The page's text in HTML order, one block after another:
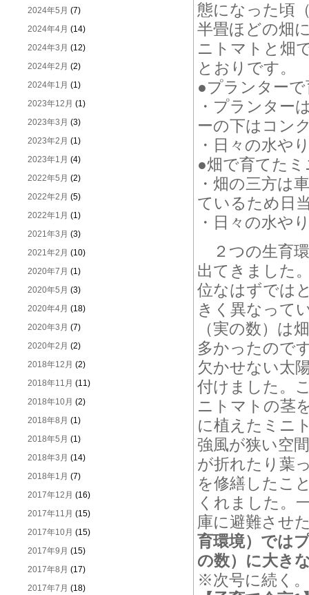
2024年5月 (7)
2024年4月 (14)
2024年3月 (12)
2024年2月 (2)
2024年1月 (1)
2023年12月 (1)
2023年3月 (3)
2023年2月 (1)
2023年1月 (4)
2022年5月 (2)
2022年2月 (5)
2022年1月 (1)
2021年3月 (3)
2021年2月 (10)
2020年7月 (1)
2020年5月 (3)
2020年4月 (18)
2020年3月 (7)
2020年2月 (2)
2018年12月 (2)
2018年11月 (11)
2018年10月 (2)
2018年8月 (1)
2018年5月 (1)
2018年3月 (14)
2018年1月 (7)
2017年12月 (16)
2017年11月 (15)
2017年10月 (15)
2017年9月 (15)
2017年8月 (17)
2017年7月 (18)
態になった頃
半畳ほどの畑
ニトマトと畑
とおりです。
●プランター
・プランター
ーの下はコン
・日々の水や
●畑で育てた
・畑の三方は
ているため日
・日々の水や
２つの生育
出てきました
位なはずでは
きく異なって
（実の数）は
多かったので
欠かせない太
付けました。
ニトマトの茎
に植えたミニ
強風が狭い空
が折れたり葉
を修繕したこ
くれました。
庫に避難させ
育環境）では
の数）に大き
※次号に続く